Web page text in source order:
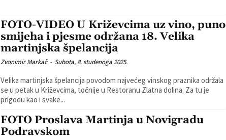
FOTO-VIDEO U Križevcima uz vino, puno
smijeha i pjesme održana 18. Velika
martinjska špelancija
Zvonimir Markač - Subota, 8. studenoga 2025.
Velika martinjska špelancija povodom najvećeg vinskog praznika održala
se u petak u Križevcima, točnije u Restoranu Zlatna dolina. Za tu je
prigodu kao i svake...
FOTO Proslava Martinja u Novigradu
Podravskom